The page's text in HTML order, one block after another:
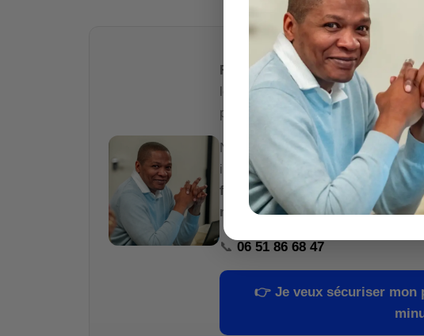
Richard Emouk, expert en
les
constructeurset porteurs de
promotion.
Nous transmettons les méthodes
indispensables pour éviter les
fiableet valider larentabilitéde
moindre euro.
📞 06 51 86 68 47
👉 Je veux sécuriser